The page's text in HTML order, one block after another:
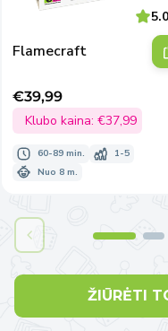
5.0
Flamecraft
Išpardavimo
kaina
€39,99
Klubo kaina: €37,99
60-89 min.
1-5
Nuo 8 m.
ŽIŪRĖTI